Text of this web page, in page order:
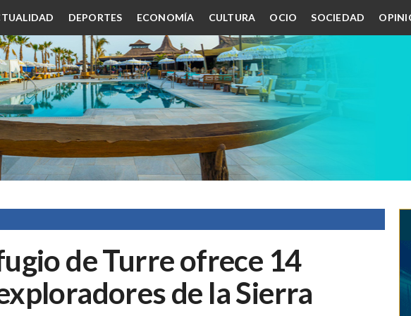
DEPORTES ECONOMÍA CULTURA OCIO SOCIEDAD
de Turre ofrece 14
de la Sierra